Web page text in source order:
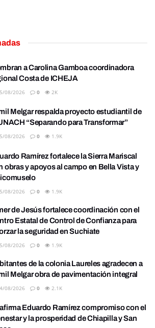
a Carolina Gamboa coordinadora
Costa de ICHEJA
08/2026 0 2K
Melgar respalda proyecto estudiantil de
“Separando para Transformar”
08/2026 0 1.9K
Ramírez fortalece la Sierra Mariscal
obras y apoyos al campo en Bella Vista y
08/2026 0 1.9K
de Jesús fortalece coordinación con el
Estatal de Control de Confianza para
la seguridad en Suchiate
08/2026 0 1.9K
de la colonia Laureles agradecen a
Melgar obra de pavimentación integral
08/2026 0 2.1K
Eduardo Ramírez compromiso con el
y la prosperidad de Chiapilla y San